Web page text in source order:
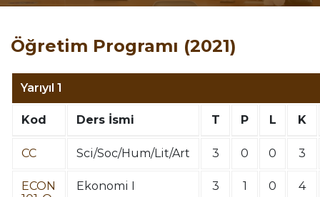
Öğretim Programı (2021)
Yarıyıl 1
Kod Ders İsmi T P L K
CC Sci/Soc/Hum/Lit/Art 3 0 0 3
ECON
Ekonomi I 3 1 0 4